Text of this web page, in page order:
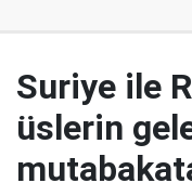
Suriye ile
üslerin